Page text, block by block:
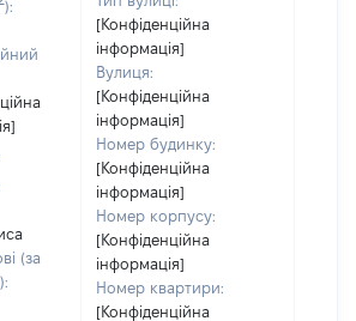
):
(за
[Конфіденційна
інформація]
Вулиця:
[Конфіденційна
інформація]
Номер будинку:
[Конфіденційна
інформація]
Номер корпусу:
[Конфіденційна
інформація]
Номер квартири:
[Конфіденційна